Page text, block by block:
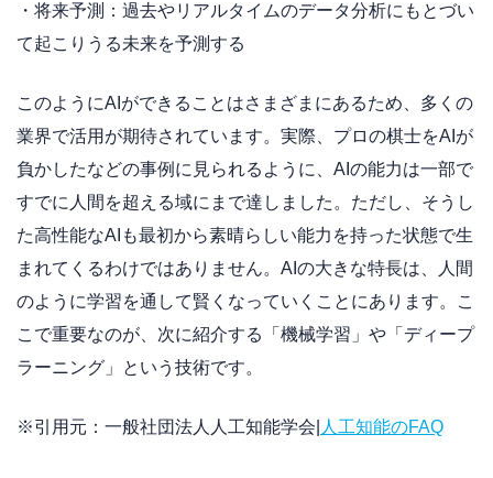
・将来予測：過去やリアルタイムのデータ分析にもとづい
て起こりうる未来を予測する
このようにAIができることはさまざまにあるため、多くの
業界で活用が期待されています。実際、プロの棋士をAIが
負かしたなどの事例に見られるように、AIの能力は一部で
すでに人間を超える域にまで達しました。ただし、そうし
た高性能なAIも最初から素晴らしい能力を持った状態で生
まれてくるわけではありません。AIの大きな特長は、人間
のように学習を通して賢くなっていくことにあります。こ
こで重要なのが、次に紹介する「機械学習」や「ディープ
ラーニング」という技術です。
※引用元：一般社団法人人工知能学会| 人工知能のFAQ